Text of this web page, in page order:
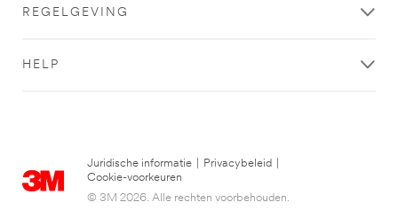
REGELGEVING
HELP
Juridische informatie Privacybeleid
Cookie-voorkeuren
© 3M 2026. Alle rechten voorbehouden.